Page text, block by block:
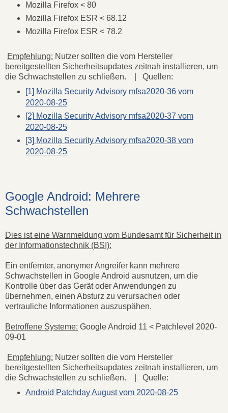
Mozilla Firefox < 80
Mozilla Firefox ESR < 68.12
Mozilla Firefox ESR < 78.2
Empfehlung: Nutzer sollten die vom Hersteller
bereitgestellten Sicherheitsupdates zeitnah installieren, um
die Schwachstellen zu schließen. | Quellen:
[1] Mozilla Security Advisory mfsa2020-36 vom
2020-08-25
[2] Mozilla Security Advisory mfsa2020-37 vom
2020-08-25
[3] Mozilla Security Advisory mfsa2020-38 vom
2020-08-25
Google Android: Mehrere
Schwachstellen
Dies ist eine Warnmeldung vom Bundesamt für Sicherheit in
der Informationstechnik (BSI):
Ein entfernter, anonymer Angreifer kann mehrere
Schwachstellen in Google Android ausnutzen, um die
Kontrolle über das Gerät oder Anwendungen zu
übernehmen, einen Absturz zu verursachen oder
vertrauliche Informationen auszuspähen.
Betroffene Systeme: Google Android 11 < Patchlevel 2020-
09-01
Empfehlung: Nutzer sollten die vom Hersteller
bereitgestellten Sicherheitsupdates zeitnah installieren, um
die Schwachstellen zu schließen. | Quelle:
Android Patchday August vom 2020-08-25